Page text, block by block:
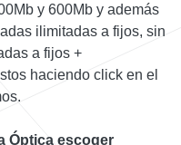
y 600Mb y además
ilimitadas a fijos, sin
a fijos +
haciendo click en el
Óptica escoger